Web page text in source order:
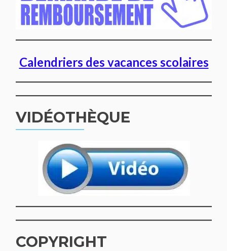
Calendriers des vacances scolaires
VIDÉOTHÈQUE
COPYRIGHT